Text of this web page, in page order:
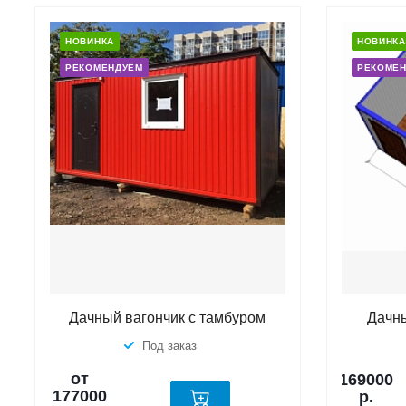
НОВИНКА
РЕКОМЕНДУЕМ
Дачный вагончик с тамбуром
Под заказ
от
177000
НОВИНКА
169000
р.